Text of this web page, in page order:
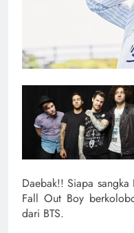
Daebak!! Siapa sangka
Fall Out Boy
dari BTS.